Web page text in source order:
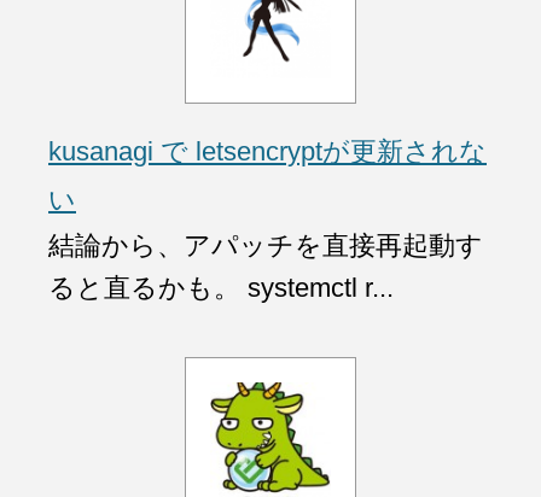
kusanagi で letsencryptが更新されな
い
結論から、アパッチを直接再起動す
ると直るかも。 systemctl r...